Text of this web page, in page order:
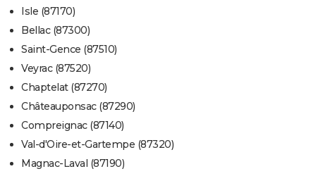
Isle (87170)
Bellac (87300)
Saint-Gence (87510)
Veyrac (87520)
Chaptelat (87270)
Châteauponsac (87290)
Compreignac (87140)
Val-d'Oire-et-Gartempe (87320)
Magnac-Laval (87190)